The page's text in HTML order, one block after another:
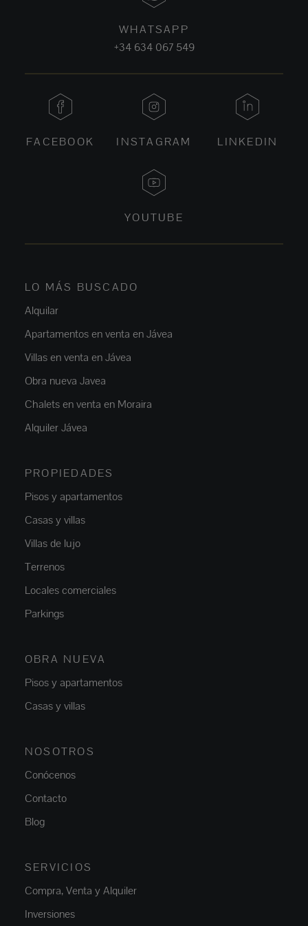
WHATSAPP
+34 634 067 549
FACEBOOK INSTAGRAM LINKEDIN
YOUTUBE
LO MÁS BUSCADO
Alquilar
Apartamentos en venta en Jávea
Villas en venta en Jávea
Obra nueva Javea
Chalets en venta en Moraira
Alquiler Jávea
PROPIEDADES
Pisos y apartamentos
Casas y villas
Villas de lujo
Terrenos
Locales comerciales
Parkings
OBRA NUEVA
Pisos y apartamentos
Casas y villas
NOSOTROS
Conócenos
Contacto
Blog
SERVICIOS
Compra, Venta y Alquiler
Inversiones